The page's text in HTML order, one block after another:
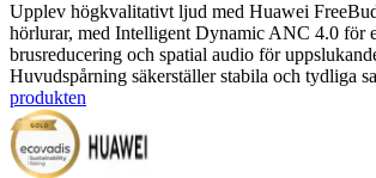
Upplev högkvalitativt ljud med Huawei
hörlurar, med Intelligent Dynamic ANC 4.0 för
brusreducering och spatial audio för
Huvudspårning säkerställer stabila och tydliga
produkten